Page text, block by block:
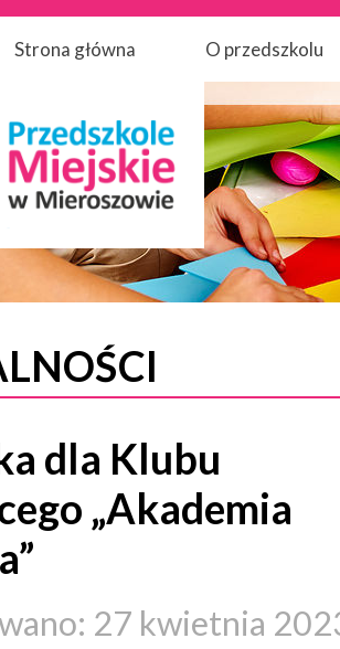
Strona główna O przedszkolu
dla Klubu
„Akademia
27 kwietnia